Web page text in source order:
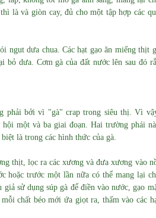
là và giòn cay, đủ cho một tập hợp các
ngut dưa chua. Các hạt gạo ăn miếng thịt
bỏ dưa. Cơm gà của đất nước lên sau đó
phải bởi vì "gà" crap trong siêu thị.Vì
một và ba giai đoạn. Hai trường phái
là trong các hình thức của gà.
thịt, lọc ra các xương và đưa xương vào
hoặc trước một lần nữa có thể mang lại
sử dụng súp gà để điền vào nước, gạo
chất béo mới ứa giọt ra, thấm vào các